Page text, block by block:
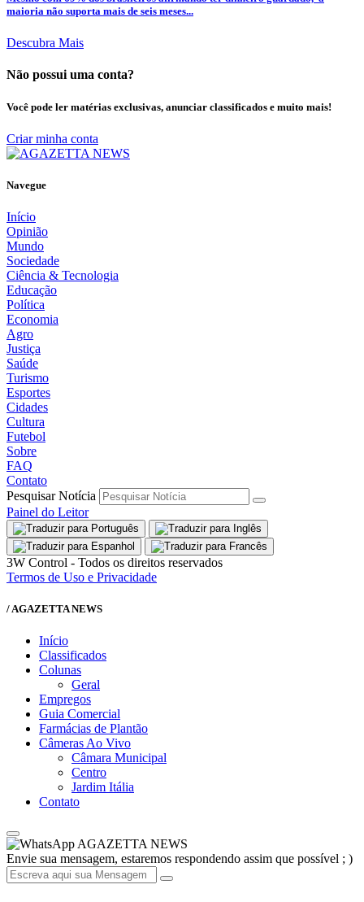
maioria não suporta mais de seis meses...
Descubra Mais
Não possui uma conta?
Você pode ler matérias exclusivas, anunciar classificados e muito mais!
Criar minha conta
Navegue
Início
Opinião
Mundo
Sociedade
Ciência & Tecnologia
Educação
Política
Economia
Agro
Justiça
Saúde
Turismo
Esportes
Cidades
Cultura
Futebol
Sobre
FAQ
Contato
Pesquisar Notícia
Painel do Leitor
3W Control - Todos os direitos reservados
Termos de Uso e Privacidade
/ AGAZETTA NEWS
Início
Classificados
Colunas
Geral
Empregos
Guia Comercial
Farmácias de Plantão
Câmeras Ao Vivo
Câmara Municipal
Centro
Jardim Itália
Contato
AGAZETTA NEWS
Envie sua mensagem, estaremos respondendo assim que possível ; )